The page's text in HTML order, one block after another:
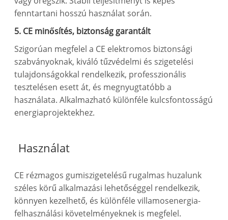
fenntartani hosszú használat során.
5. CE minősítés, biztonság garantált
Szigorúan megfelel a CE elektromos biztonsági
szabványoknak, kiváló tűzvédelmi és szigetelési
tulajdonságokkal rendelkezik, professzionális
tesztelésen esett át, és megnyugtatóbb a
használata. Alkalmazható különféle kulcsfontosságú
energiaprojektekhez.
Használat
CE rézmagos gumiszigetelésű rugalmas huzalunk
széles körű alkalmazási lehetőséggel rendelkezik,
könnyen kezelhető, és különféle villamosenergia-
felhasználási követelményeknek is megfelel.